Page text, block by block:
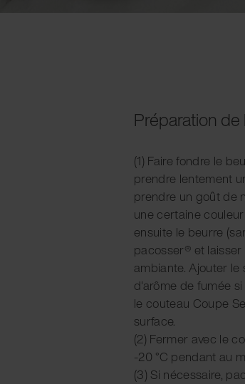
Préparation
(1) Faire fondre le
prendre lentement
prendre un goût de
une certaine
ensuite le beurre
pacosser® et
ambiante. Ajouter
d'arôme de fumée
le couteau Coupe
surface.
(2) Fermer avec le
-20 °C pendant au
(3) Si nécessaire,